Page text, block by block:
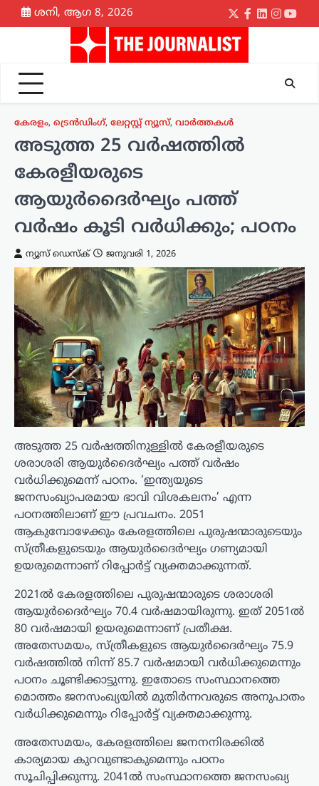
Skip
to
ശനി, ആഗ 8, 2026
Twitter
Facebook
LinkedIn
കേരളം, ട്രെൻഡിംഗ്, ലേറ്റസ്റ്റ് ന്യൂസ്, വാർത്തകൾ
അടുത്ത 25 വർഷത്തിൽ
കേരളീയരുടെ
ആയുർദൈർഘ്യം പത്ത്
വർഷം കൂടി വർധിക്കും; പഠനം
ന്യൂസ് ഡെസ്ക് ജനുവരി 1, 2026
അടുത്ത 25 വർഷത്തിനുള്ളിൽ കേരളീയരുടെ
ശരാശരി ആയുർദൈർഘ്യം പത്ത് വർഷം
വർധിക്കുമെന്ന് പഠനം. ‘ഇന്ത്യയുടെ
ജനസംഖ്യാപരമായ ഭാവി വിശകലനം’ എന്ന
പഠനത്തിലാണ് ഈ പ്രവചനം. 2051
ആകുമ്പോഴേക്കും കേരളത്തിലെ പുരുഷന്മാരുടെയും
സ്ത്രീകളുടെയും ആയുർദൈർഘ്യം ഗണ്യമായി
ഉയരുമെന്നാണ് റിപ്പോർട്ട് വ്യക്തമാക്കുന്നത്.
2021ൽ കേരളത്തിലെ പുരുഷന്മാരുടെ ശരാശരി
ആയുർദൈർഘ്യം 70.4 വർഷമായിരുന്നു. ഇത് 2051ൽ
80 വർഷമായി ഉയരുമെന്നാണ് പ്രതീക്ഷ.
അതേസമയം, സ്ത്രീകളുടെ ആയുർദൈർഘ്യം 75.9
വർഷത്തിൽ നിന്ന് 85.7 വർഷമായി വർധിക്കുമെന്നും
പഠനം ചൂണ്ടിക്കാട്ടുന്നു. ഇതോടെ സംസ്ഥാനത്തെ
മൊത്തം ജനസംഖ്യയിൽ മുതിർന്നവരുടെ അനുപാതം
വർധിക്കുമെന്നും റിപ്പോർട്ട് വ്യക്തമാക്കുന്നു.
അതേസമയം, കേരളത്തിലെ ജനനനിരക്കിൽ
കാര്യമായ കുറവുണ്ടാകുമെന്നും പഠനം
സൂചിപ്പിക്കുന്നു. 2041ൽ സംസ്ഥാനത്തെ ജനസംഖ്യ